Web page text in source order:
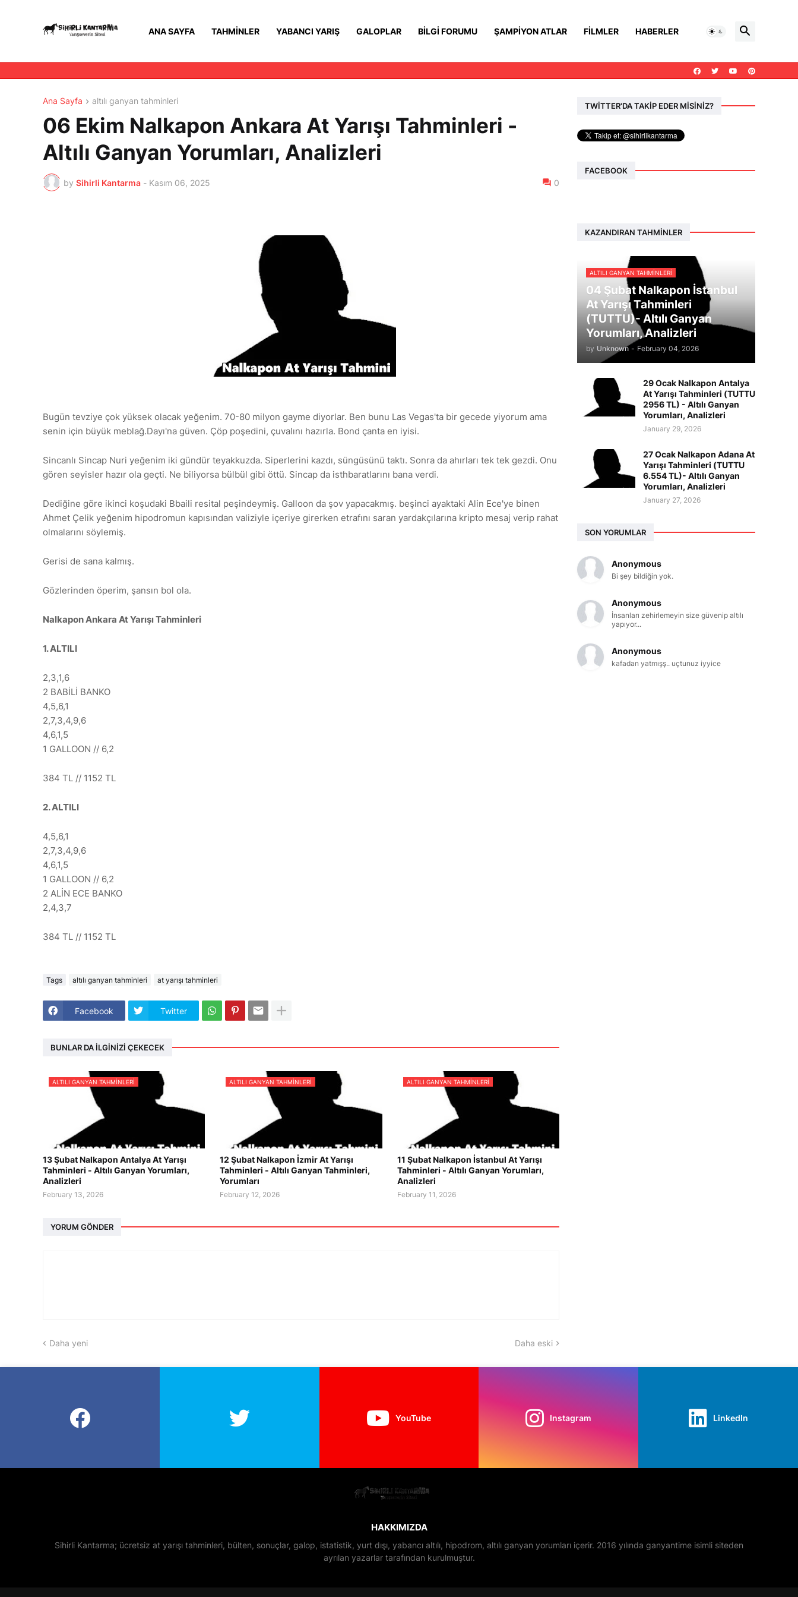
ANA SAYFA TAHMINLER YABANCI YARIŞ GALOPLAR BILGI FORUMU ŞAMPIYON ATLAR FILMLER HABERLER
Ana Sayfa altılı ganyan tahminleri
06 Ekim Nalkapon Ankara At Yarışı Tahminleri -
Altılı Ganyan Yorumları, Analizleri
by Sihirli Kantarma - Kasım 06, 2025 0
Bugün tevziye çok yüksek olacak yeğenim. 70-80 milyon gayme diyorlar. Ben bunu Las Vegas'ta bir gecede yiyorum ama
senin için büyük meblağ.Dayı'na güven. Çöp poşedini, çuvalını hazırla. Bond çanta en iyisi.
Sincanlı Sincap Nuri yeğenim iki gündür teyakkuzda. Siperlerini kazdı, süngüsünü taktı. Sonra da ahırları tek tek gezdi. Onu
gören seyisler hazır ola geçti. Ne biliyorsa bülbül gibi öttü. Sincap da isthbaratlarını bana verdi.
Dediğine göre ikinci koşudaki Bbaili resital peşindeymiş. Galloon da şov yapacakmış. beşinci ayaktaki Alin Ece'ye binen
Ahmet Çelik yeğenim hipodromun kapısından valiziyle içeriye girerken etrafını saran yardakçılarına kripto mesaj verip rahat
olmalarını söylemiş.
Gerisi de sana kalmış.
Gözlerinden öperim, şansın bol ola.
Nalkapon Ankara At Yarışı Tahminleri
1. ALTILI
2,3,1,6
2 BABİLİ BANKO
4,5,6,1
2,7,3,4,9,6
4,6,1,5
1 GALLOON // 6,2
384 TL // 1152 TL
2. ALTILI
4,5,6,1
2,7,3,4,9,6
4,6,1,5
1 GALLOON // 6,2
2 ALİN ECE BANKO
2,4,3,7
384 TL // 1152 TL
Tags altılı ganyan tahminleri at yarışı tahminleri
Facebook Twitter
BUNLAR DA İLGINIZI ÇEKECEK
ALTILI GANYAN TAHMINLERI
13 Şubat Nalkapon Antalya At Yarışı
Tahminleri - Altılı Ganyan Yorumları,
Analizleri
February 13, 2026
ALTILI GANYAN TAHMINLERI
12 Şubat Nalkapon İzmir At Yarışı
Tahminleri - Altılı Ganyan Tahminleri,
Yorumları
February 12, 2026
ALTILI GANYAN TAHMINLERI
11 Şubat Nalkapon İstanbul At Yarışı
Tahminleri - Altılı Ganyan Yorumları,
Analizleri
February 11, 2026
YORUM GÖNDER
Daha yeni Daha eski
TWİTTER'DA TAKİP EDER MİSİNİZ?
FACEBOOK
KAZANDIRAN TAHMINLER
ALTILI GANYAN TAHMINLERI
04 Şubat Nalkapon İstanbul
At Yarışı Tahminleri
(TUTTU)- Altılı Ganyan
Yorumları, Analizleri
by Unknown - February 04, 2026
29 Ocak Nalkapon Antalya
At Yarışı Tahminleri (TUTTU
2956 TL) - Altılı Ganyan
Yorumları, Analizleri
January 29, 2026
27 Ocak Nalkapon Adana At
Yarışı Tahminleri (TUTTU
6.554 TL)- Altılı Ganyan
Yorumları, Analizleri
January 27, 2026
SON YORUMLAR
Anonymous
Bi şey bildiğin yok.
Anonymous
İnsanları zehirlemeyin size güvenip altılı
yapıyor...
Anonymous
kafadan yatmışş.. uçtunuz iyyice
YouTube Instagram LinkedIn
HAKKIMIZDA
Sihirli Kantarma; ücretsiz at yarışı tahminleri, bülten, sonuçlar, galop, istatistik, yurt dışı, yabancı altılı, hipodrom, altılı ganyan yorumları içerir. 2016 yılında ganyantime isimli siteden
ayrılan yazarlar tarafından kurulmuştur.